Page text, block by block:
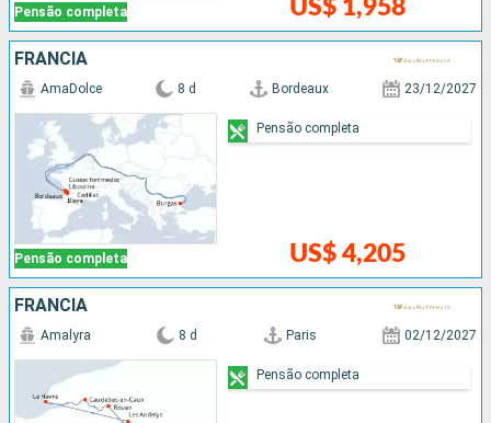
Pensão completa US$ 1,958
FRANCIA
Pensão completa
AmaDolce 8 d Bordeaux 23/12/2027
US$ 4,205
Pensão completa
FRANCIA
Amalyra 8 d Paris 02/12/2027
Pensão completa